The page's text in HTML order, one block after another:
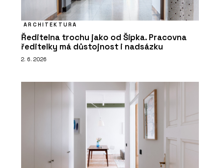
ARCHITEKTURA
Ředitelna trochu jako od Šípka. Pracovna
ředitelky má důstojnost i nadsázku
2. 6. 2026